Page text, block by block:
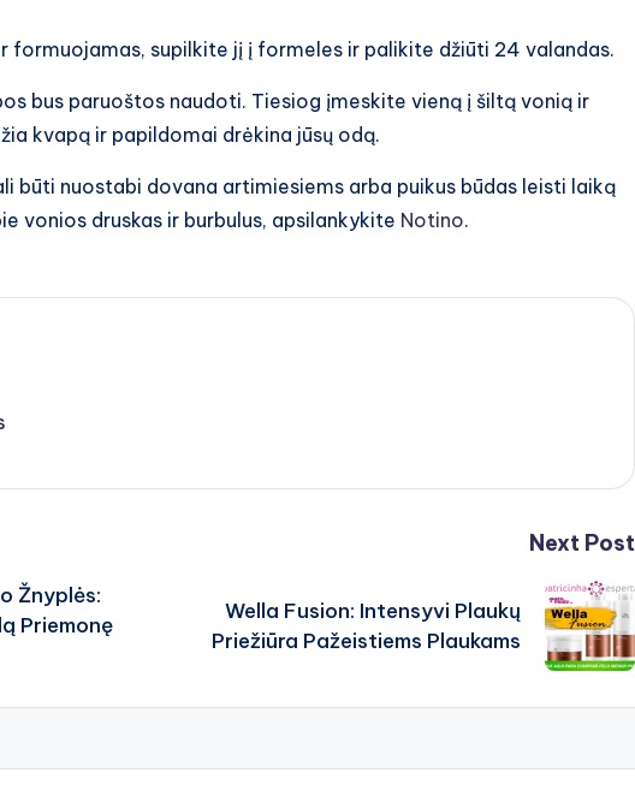
formuojamas, supilkite jį į formeles ir palikite džiūti 24 valandas.
bus paruoštos naudoti. Tiesiog įmeskite vieną į šiltą vonią ir
kvapą ir papildomai drėkina jūsų odą.
būti nuostabi dovana artimiesiems arba puikus būdas leisti laiką
vonios druskas ir burbulus, apsilankykite Notino.
Žnyplės:
Priemonę
Next Post
Wella Fusion: Intensyvi Plaukų
Priežiūra Pažeistiems Plaukams